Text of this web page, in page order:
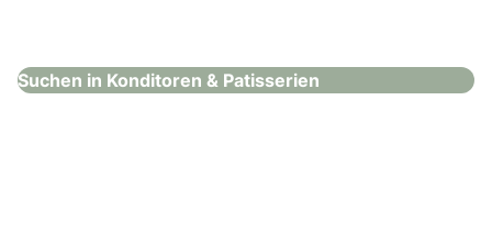
Suchen in Konditoren & Patisserien